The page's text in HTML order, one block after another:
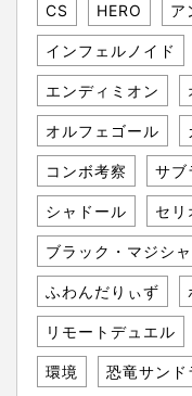
CS HERO ア
インフェルノイド
エンディミオン
オルフェゴール
コンボ考察 サブ
シャドール セリ
ブラック・マジシ
ふわんだりぃず
リモートデュエル
環境 恐竜サンド